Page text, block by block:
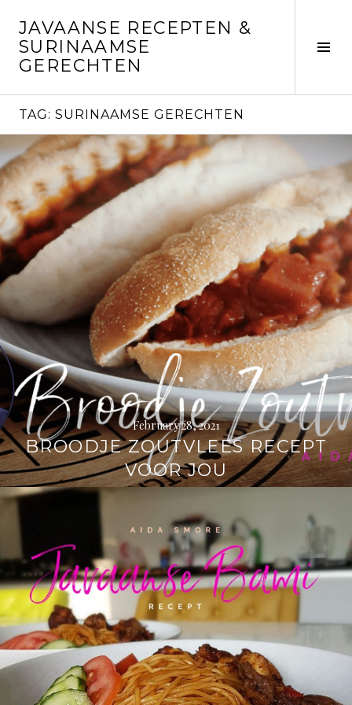
content
JAVAANSE RECEPTEN &
SURINAAMSE
GERECHTEN
TAG: SURINAAMSE GERECHTEN
February 28, 2021
BROODJE ZOUTVLEES RECEPT
VOOR JOU